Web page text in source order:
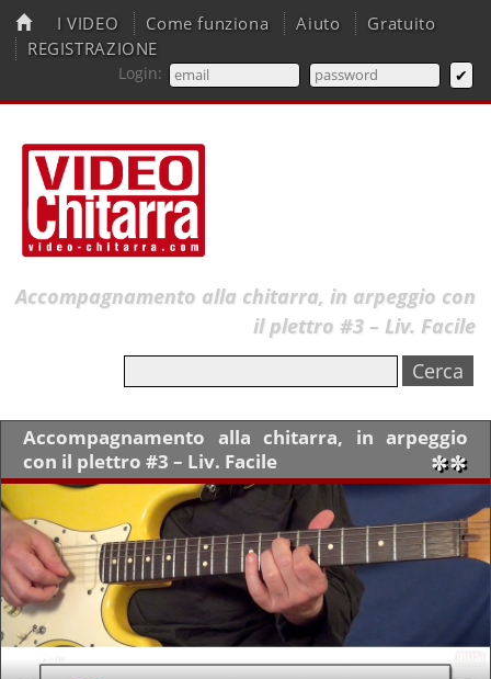
I VIDEO Come funziona Aiuto
Gratuito
REGISTRAZIONE
Login:
Accompagnamento alla chitarra, in arpeggio con
il plettro #3 – Liv. Facile
Accompagnamento alla chitarra, in arpeggio
con il plettro #3 – Liv. Facile
✼✼